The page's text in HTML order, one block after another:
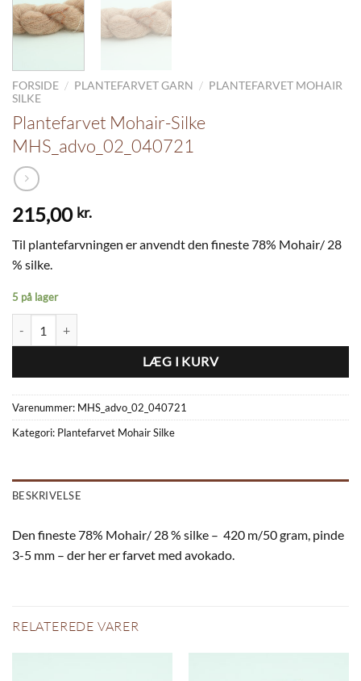
FORSIDE / PLANTEFARVET GARN / PLANTEFARVET MOHAIR
SILKE
Plantefarvet Mohair-Silke
MHS_advo_02_040721
215,00 kr.
Til plantefarvningen er anvendt den fineste 78% Mohair/ 28
% silke.
5 på lager
LÆG I KURV
Varenummer: MHS_advo_02_040721
Kategori: Plantefarvet Mohair Silke
BESKRIVELSE
Den fineste 78% Mohair/ 28 % silke – 420 m/50 gram, pinde
3-5 mm – der her er farvet med avokado.
RELATEREDE VARER